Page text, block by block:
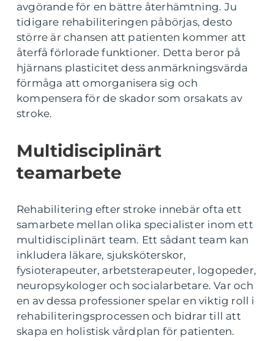
avgörande för en bättre återhämtning. Ju
tidigare rehabiliteringen påbörjas, desto
större är chansen att patienten kommer att
återfå förlorade funktioner. Detta beror på
hjärnans plasticitet dess anmärkningsvärda
förmåga att omorganisera sig och
kompensera för de skador som orsakats av
stroke.
Multidisciplinärt
teamarbete
Rehabilitering efter stroke innebär ofta ett
samarbete mellan olika specialister inom ett
multidisciplinärt team. Ett sådant team kan
inkludera läkare, sjuksköterskor,
fysioterapeuter, arbetsterapeuter, logopeder,
neuropsykologer och socialarbetare. Var och
en av dessa professioner spelar en viktig roll i
rehabiliteringsprocessen och bidrar till att
skapa en holistisk vårdplan för patienten.